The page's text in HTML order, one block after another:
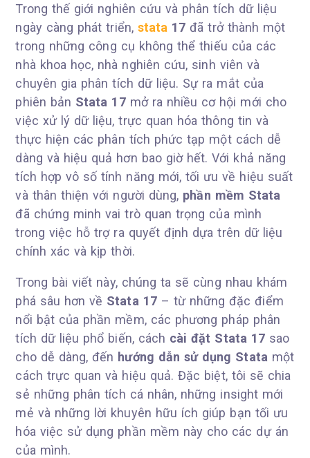
Trong thế giới nghiên cứu và phân tích dữ liệu
ngày càng phát triển, stata 17 đã trở thành một
trong những công cụ không thể thiếu của các
nhà khoa học, nhà nghiên cứu, sinh viên và
chuyên gia phân tích dữ liệu. Sự ra mắt của
phiên bản Stata 17mở ra nhiều cơ hội mới cho
việc xử lý dữ liệu, trực quan hóa thông tin và
thực hiện các phân tích phức tạp một cách dễ
dàng và hiệu quả hơn bao giờ hết. Với khả năng
tích hợp vô số tính năng mới, tối ưu về hiệu suất
và thân thiện với người dùng, phần mềm Stata
đã chứng minh vai trò quan trọng của mình
trong việc hỗ trợ ra quyết định dựa trên dữ liệu
chính xác và kịp thời.
Trong bài viết này, chúng ta sẽ cùng nhau khám
phá sâu hơn về Stata 17– từ những đặc điểm
nổi bật của phần mềm, các phương pháp phân
tích dữ liệu phổ biến, cách cài đặt Stata 17 sao
cho dễ dàng, đến hướng dẫn sử dụng Stata một
cách trực quan và hiệu quả. Đặc biệt, tôi sẽ chia
sẻ những phân tích cá nhân, những insight mới
mẻ và những lời khuyên hữu ích giúp bạn tối ưu
hóa việc sử dụng phần mềm này cho các dự án
của mình.